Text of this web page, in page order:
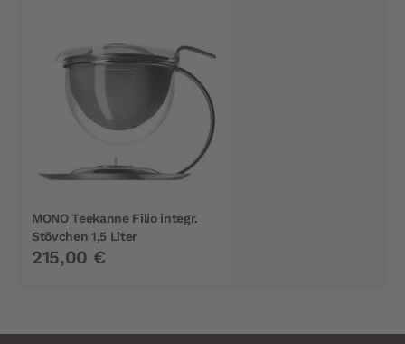
MONO Teekanne Filio integr.
Stövchen 1,5 Liter
215,00 €